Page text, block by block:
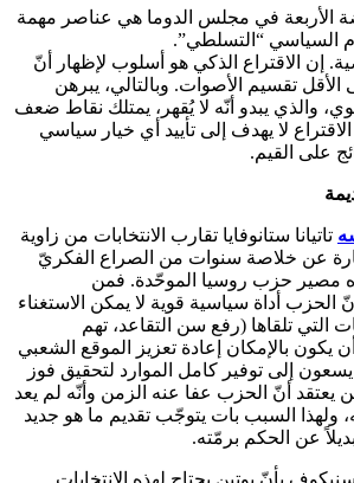
الأربعة في مجلس الدوما هي عناصر مهمة
السياسي “التسلطي”.
إن الاقتراع الذكي هو أسلوب لإظهار أنّ
تقسيم الأصوات. وبالتالي، يبرهن
والذي يبدو أنّه لا يُقهر، يمتلك نقاط ضعف
لا يهدف إلى تأييد أي خيار سياسي
على القيم.
تاتيانا ستانوفايا تقارب الانتخابات من زاوية
عن خلاصة سنوات من الصراع الفكريّ
مصير حزب روسيا الموحّدة. فمن
الحزب أداة سياسية قوية لا يمكن الاستغناء
التي تلقاها (رفع سن التقاعد، تهم
يكون بالإمكان إعادة تعزيز الموقع الشعبي
إلى توفير كامل الموارد لتحقيق فوز
يعتقد أنّ الحزب عفا عنه الزمن وأنّه لم يعد
ولهذا السبب بات يتوجّب تقديم ما هو جديد
عن الحكم برمّته.
بأنّ بوتين يحتاج لهذه الانتخابات